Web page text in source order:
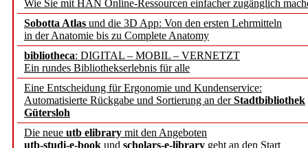
Wie Sie mit HAN Online-Ressourcen einfacher zugänglich
Sobotta Atlas und die 3D App: Von den ersten Lehrmitteln
in der Anatomie bis zu Complete Anatomy
bibliotheca: DIGITAL – MOBIL – VERNETZT
Ein rundes Bibliothekserlebnis für alle
Eine Entscheidung für Ergonomie und Kundenservice:
Automatisierte Rückgabe und Sortierung an derStadtbibliothek
Gütersloh
Die neue utb elibrary mit den Angeboten
utb-studi-e-book und scholars-e-library geht an den Start
Francke Attempto
EBSCO Information
Recherchefunktionen in
Sorbisches Institut neu
Geschichte und